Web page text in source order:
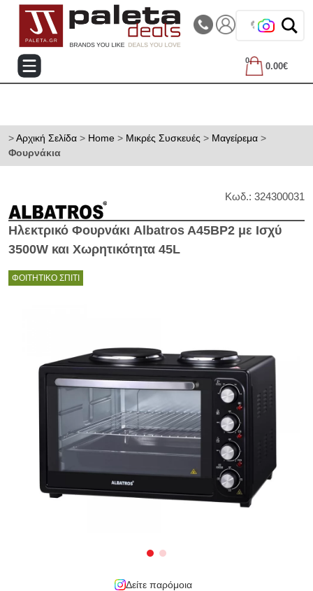
Τηλεφωνικές Παραγγελίες: 2105714144 |||
🔁 Δες
0
0.00€
>Αρχική Σελίδα > Home > Μικρές Συσκευές > Μαγείρεμα >
Φουρνάκια
Κωδ.: 324300031
Ηλεκτρικό Φουρνάκι Albatros A45BP2 με Ισχύ
3500W και Χωρητικότητα 45L
ΦΟΙΤΗΤΙΚΟ ΣΠΙΤΙ
Δείτε παρόμοια